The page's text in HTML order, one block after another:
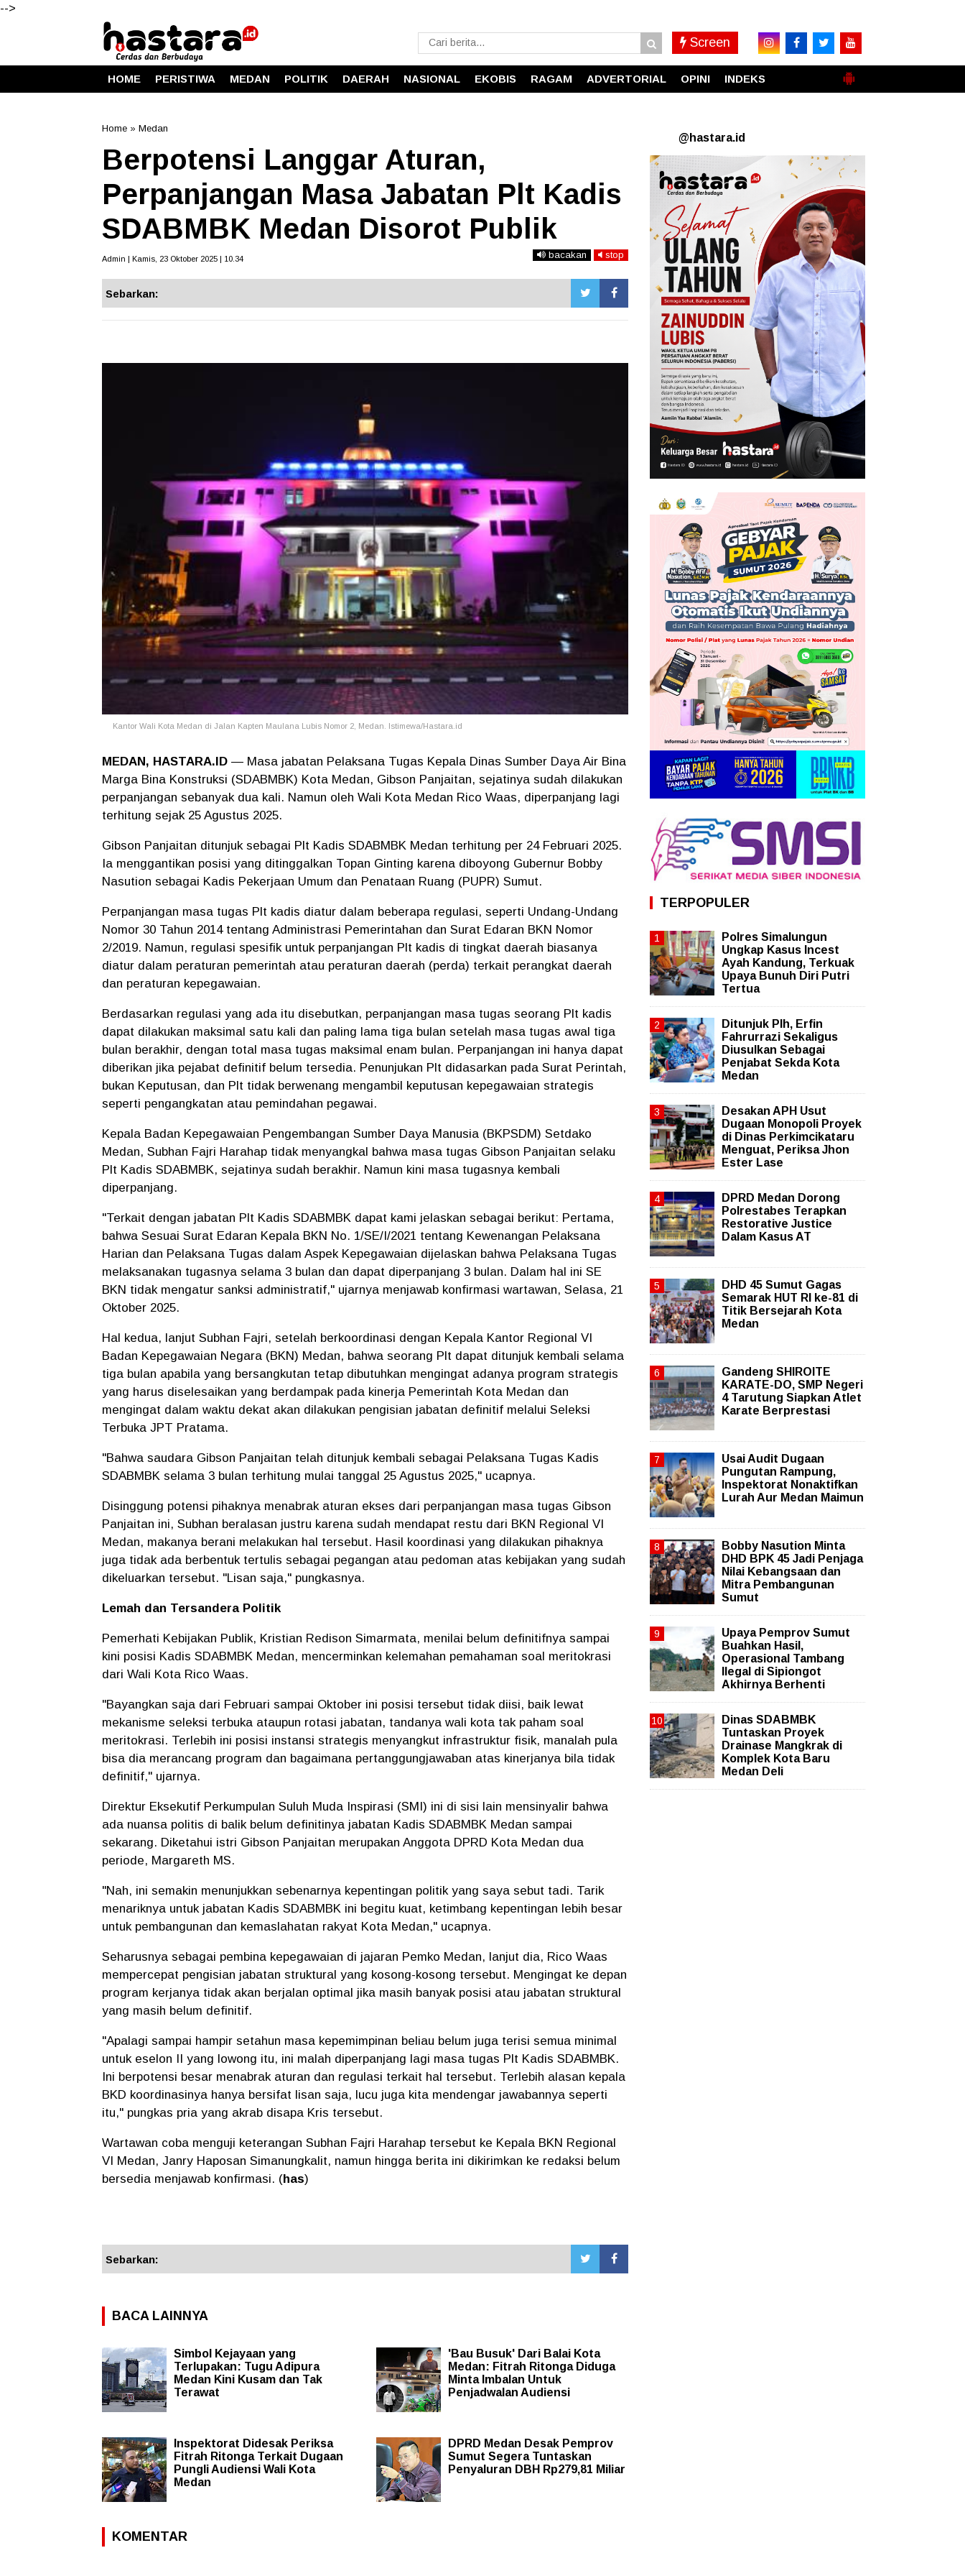
-->
Screen
HOME PERISTIWA MEDAN POLITIK DAERAH NASIONAL EKOBIS RAGAM ADVERTORIAL OPINI INDEKS
Home » Medan
Berpotensi Langgar Aturan,
Perpanjangan Masa Jabatan Plt Kadis
SDABMBK Medan Disorot Publik
Admin | Kamis, 23 Oktober 2025 | 10.34 bacakan stop
Sebarkan:
Kantor Wali Kota Medan di Jalan Kapten Maulana Lubis Nomor 2, Medan. Istimewa/Hastara.id
MEDAN, HASTARA.ID — Masa jabatan Pelaksana Tugas Kepala Dinas Sumber Daya Air Bina
Marga Bina Konstruksi (SDABMBK) Kota Medan, Gibson Panjaitan, sejatinya sudah dilakukan
perpanjangan sebanyak dua kali. Namun oleh Wali Kota Medan Rico Waas, diperpanjang lagi
terhitung sejak 25 Agustus 2025.
Gibson Panjaitan ditunjuk sebagai Plt Kadis SDABMBK Medan terhitung per 24 Februari 2025.
Ia menggantikan posisi yang ditinggalkan Topan Ginting karena diboyong Gubernur Bobby
Nasution sebagai Kadis Pekerjaan Umum dan Penataan Ruang (PUPR) Sumut.
Perpanjangan masa tugas Plt kadis diatur dalam beberapa regulasi, seperti Undang-Undang
Nomor 30 Tahun 2014 tentang Administrasi Pemerintahan dan Surat Edaran BKN Nomor
2/2019. Namun, regulasi spesifik untuk perpanjangan Plt kadis di tingkat daerah biasanya
diatur dalam peraturan pemerintah atau peraturan daerah (perda) terkait perangkat daerah
dan peraturan kepegawaian.
Berdasarkan regulasi yang ada itu disebutkan, perpanjangan masa tugas seorang Plt kadis
dapat dilakukan maksimal satu kali dan paling lama tiga bulan setelah masa tugas awal tiga
bulan berakhir, dengan total masa tugas maksimal enam bulan. Perpanjangan ini hanya dapat
diberikan jika pejabat definitif belum tersedia. Penunjukan Plt didasarkan pada Surat Perintah,
bukan Keputusan, dan Plt tidak berwenang mengambil keputusan kepegawaian strategis
seperti pengangkatan atau pemindahan pegawai.
Kepala Badan Kepegawaian Pengembangan Sumber Daya Manusia (BKPSDM) Setdako
Medan, Subhan Fajri Harahap tidak menyangkal bahwa masa tugas Gibson Panjaitan selaku
Plt Kadis SDABMBK, sejatinya sudah berakhir. Namun kini masa tugasnya kembali
diperpanjang.
"Terkait dengan jabatan Plt Kadis SDABMBK dapat kami jelaskan sebagai berikut: Pertama,
bahwa Sesuai Surat Edaran Kepala BKN No. 1/SE/I/2021 tentang Kewenangan Pelaksana
Harian dan Pelaksana Tugas dalam Aspek Kepegawaian dijelaskan bahwa Pelaksana Tugas
melaksanakan tugasnya selama 3 bulan dan dapat diperpanjang 3 bulan. Dalam hal ini SE
BKN tidak mengatur sanksi administratif," ujarnya menjawab konfirmasi wartawan, Selasa, 21
Oktober 2025.
Hal kedua, lanjut Subhan Fajri, setelah berkoordinasi dengan Kepala Kantor Regional VI
Badan Kepegawaian Negara (BKN) Medan, bahwa seorang Plt dapat ditunjuk kembali selama
tiga bulan apabila yang bersangkutan tetap dibutuhkan mengingat adanya program strategis
yang harus diselesaikan yang berdampak pada kinerja Pemerintah Kota Medan dan
mengingat dalam waktu dekat akan dilakukan pengisian jabatan definitif melalui Seleksi
Terbuka JPT Pratama.
"Bahwa saudara Gibson Panjaitan telah ditunjuk kembali sebagai Pelaksana Tugas Kadis
SDABMBK selama 3 bulan terhitung mulai tanggal 25 Agustus 2025," ucapnya.
Disinggung potensi pihaknya menabrak aturan ekses dari perpanjangan masa tugas Gibson
Panjaitan ini, Subhan beralasan justru karena sudah mendapat restu dari BKN Regional VI
Medan, makanya berani melakukan hal tersebut. Hasil koordinasi yang dilakukan pihaknya
juga tidak ada berbentuk tertulis sebagai pegangan atau pedoman atas kebijakan yang sudah
dikeluarkan tersebut. "Lisan saja," pungkasnya.
Lemah dan Tersandera Politik
Pemerhati Kebijakan Publik, Kristian Redison Simarmata, menilai belum definitifnya sampai
kini posisi Kadis SDABMBK Medan, mencerminkan kelemahan pemahaman soal meritokrasi
dari Wali Kota Rico Waas.
"Bayangkan saja dari Februari sampai Oktober ini posisi tersebut tidak diisi, baik lewat
mekanisme seleksi terbuka ataupun rotasi jabatan, tandanya wali kota tak paham soal
meritokrasi. Terlebih ini posisi instansi strategis menyangkut infrastruktur fisik, manalah pula
bisa dia merancang program dan bagaimana pertanggungjawaban atas kinerjanya bila tidak
definitif," ujarnya.
Direktur Eksekutif Perkumpulan Suluh Muda Inspirasi (SMI) ini di sisi lain mensinyalir bahwa
ada nuansa politis di balik belum definitinya jabatan Kadis SDABMBK Medan sampai
sekarang. Diketahui istri Gibson Panjaitan merupakan Anggota DPRD Kota Medan dua
periode, Margareth MS.
"Nah, ini semakin menunjukkan sebenarnya kepentingan politik yang saya sebut tadi. Tarik
menariknya untuk jabatan Kadis SDABMBK ini begitu kuat, ketimbang kepentingan lebih besar
untuk pembangunan dan kemaslahatan rakyat Kota Medan," ucapnya.
Seharusnya sebagai pembina kepegawaian di jajaran Pemko Medan, lanjut dia, Rico Waas
mempercepat pengisian jabatan struktural yang kosong-kosong tersebut. Mengingat ke depan
program kerjanya tidak akan berjalan optimal jika masih banyak posisi atau jabatan struktural
yang masih belum definitif.
"Apalagi sampai hampir setahun masa kepemimpinan beliau belum juga terisi semua minimal
untuk eselon II yang lowong itu, ini malah diperpanjang lagi masa tugas Plt Kadis SDABMBK.
Ini berpotensi besar menabrak aturan dan regulasi terkait hal tersebut. Terlebih alasan kepala
BKD koordinasinya hanya bersifat lisan saja, lucu juga kita mendengar jawabannya seperti
itu," pungkas pria yang akrab disapa Kris tersebut.
Wartawan coba menguji keterangan Subhan Fajri Harahap tersebut ke Kepala BKN Regional
VI Medan, Janry Haposan Simanungkalit, namun hingga berita ini dikirimkan ke redaksi belum
bersedia menjawab konfirmasi. (has)
Sebarkan:
BACA LAINNYA
Simbol Kejayaan yang
Terlupakan: Tugu Adipura
Medan Kini Kusam dan Tak
Terawat
'Bau Busuk' Dari Balai Kota
Medan: Fitrah Ritonga Diduga
Minta Imbalan Untuk
Penjadwalan Audiensi
Inspektorat Didesak Periksa
Fitrah Ritonga Terkait Dugaan
Pungli Audiensi Wali Kota
Medan
DPRD Medan Desak Pemprov
Sumut Segera Tuntaskan
Penyaluran DBH Rp279,81 Miliar
KOMENTAR
@hastara.id
TERPOPULER
Polres Simalungun
Ungkap Kasus Incest
Ayah Kandung, Terkuak
Upaya Bunuh Diri Putri
Tertua
Ditunjuk Plh, Erfin
Fahrurrazi Sekaligus
Diusulkan Sebagai
Penjabat Sekda Kota
Medan
Desakan APH Usut
Dugaan Monopoli Proyek
di Dinas Perkimcikataru
Menguat, Periksa Jhon
Ester Lase
DPRD Medan Dorong
Polrestabes Terapkan
Restorative Justice
Dalam Kasus AT
DHD 45 Sumut Gagas
Semarak HUT RI ke-81 di
Titik Bersejarah Kota
Medan
Gandeng SHIROITE
KARATE-DO, SMP Negeri
4 Tarutung Siapkan Atlet
Karate Berprestasi
Usai Audit Dugaan
Pungutan Rampung,
Inspektorat Nonaktifkan
Lurah Aur Medan Maimun
Bobby Nasution Minta
DHD BPK 45 Jadi Penjaga
Nilai Kebangsaan dan
Mitra Pembangunan
Sumut
Upaya Pemprov Sumut
Buahkan Hasil,
Operasional Tambang
Ilegal di Sipiongot
Akhirnya Berhenti
Dinas SDABMBK
Tuntaskan Proyek
Drainase Mangkrak di
Komplek Kota Baru
Medan Deli